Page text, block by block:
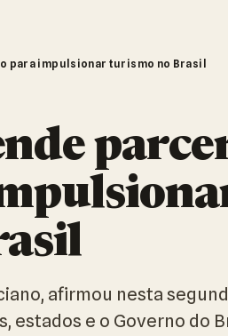
impulsionar turismo no Brasil
afirmou nesta
estados e o Governo do